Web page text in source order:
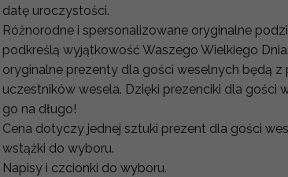
datę uroczystości.
Różnorodne i spersonalizowane oryginalne
podkreślą wyjątkowość Waszego Wielkiego Dnia.
oryginalne prezenty dla gości weselnych będą
uczestników wesela. Dzięki prezenciki dla gości
go na długo!
Cena dotyczy jednej sztuki prezent dla gości
wstążki do wyboru.
Napisy i czcionki do wyboru.